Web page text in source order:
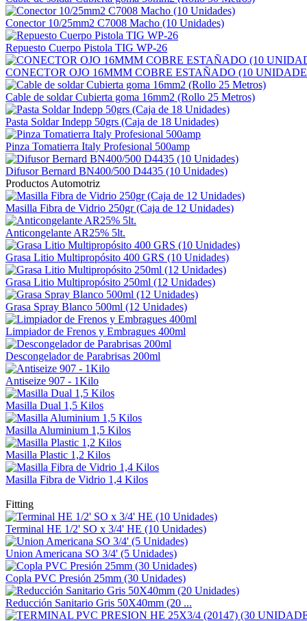
Conector 10/25mm2 C7008 Macho (10 Unidades)
Repuesto Cuerpo Pistola TIG WP-26
CONECTOR OJO 16MMM COBRE ESTAÑADO (10
Cable de soldar Cubierta goma 16mm2 (Rollo 25 Metros)
Pasta Soldar Indepp 50grs (Caja de 18 Unidades)
Pinza Tomatierra Italy Profesional 500amp
Difusor Bernard BN400/500 D4435 (10 Unidades)
Productos Automotriz
Masilla Fibra de Vidrio 250gr (Caja de 12 Unidades)
Anticongelante AR25% 5lt.
Grasa Litio Multipropósito 400 GRS (10 Unidades)
Grasa Litio Multipropósito 250ml (12 Unidades)
Grasa Spray Blanco 500ml (12 Unidades)
Limpiador de Frenos y Embragues 400ml
Descongelador de Parabrisas 200ml
Antiseize 907 - 1Kilo
Masilla Dual 1,5 Kilos
Masilla Aluminium 1,5 Kilos
Masilla Plastic 1,2 Kilos
Masilla Fibra de Vidrio 1,4 Kilos
Fitting
Terminal HE 1/2' SO x 3/4' HE (10 Unidades)
Union Americana SO 3/4' (5 Unidades)
Copla PVC Presión 25mm (30 Unidades)
Reducción Sanitario Gris 50X40mm (20 ...